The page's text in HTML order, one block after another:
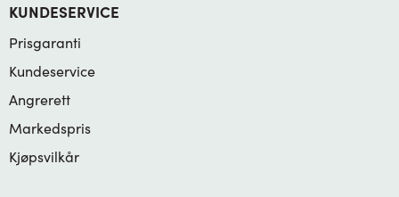
KUNDESERVICE
Prisgaranti
Kundeservice
Angrerett
Markedspris
Kjøpsvilkår